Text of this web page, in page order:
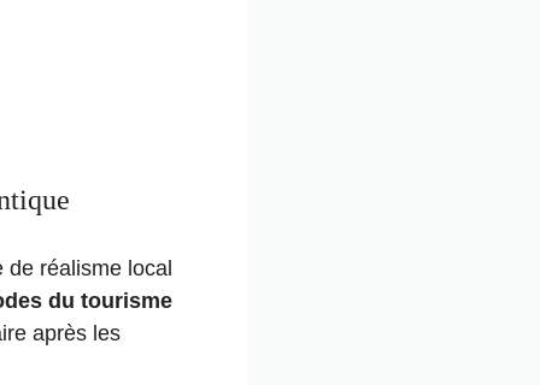
de réalisme local
du tourisme
après les